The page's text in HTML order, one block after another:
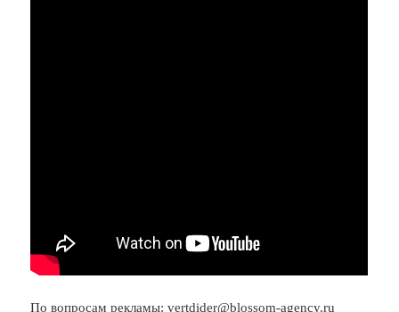
По вопросам рекламы: vertdider@blossom-agency.ru